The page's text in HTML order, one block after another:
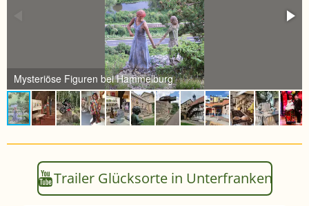
Mysteriöse Figuren bei Hammelburg
Trailer Glücksorte in Unterfranken